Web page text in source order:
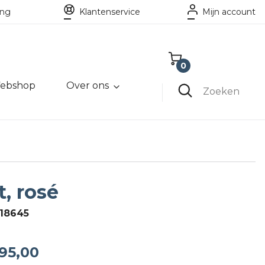
Klantenservice Mijn account
Over ons
0
Zoeken
rosé